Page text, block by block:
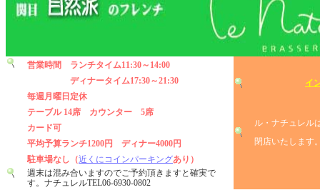
営業時間 ランチタイム11:30～14:00
ディナータイム17:30～21:30
毎週月曜日定休
テーブル 14席 カウンター 5席
カード可
平均予算ランチ1200円 ディナー4000円
駐車場なし（近くにコインパーキングあり）
週末は混み合いますのでご予約頂きますと確実で
す。ナチュレルTEL06-6930-0802
イ
ル・ナチュレル
閉店いたし